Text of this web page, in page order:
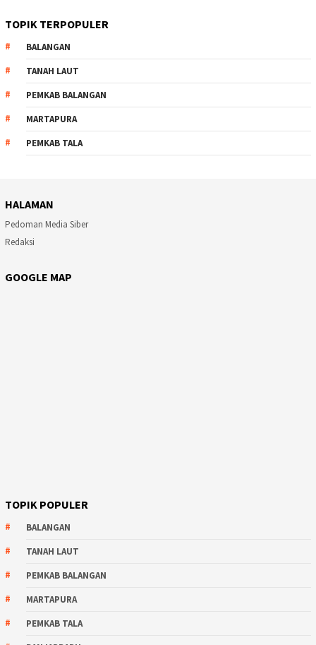
TOPIK TERPOPULER
BALANGAN
TANAH LAUT
PEMKAB BALANGAN
MARTAPURA
PEMKAB TALA
HALAMAN
Pedoman Media Siber
Redaksi
GOOGLE MAP
TOPIK POPULER
BALANGAN
TANAH LAUT
PEMKAB BALANGAN
MARTAPURA
PEMKAB TALA